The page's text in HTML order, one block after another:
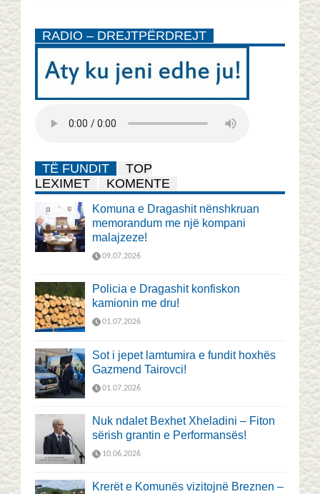
RADIO – DREJTPËRDREJT
TË FUNDIT
TOP
LEXIMET
KOMENTE
Komuna e Dragashit nënshkruan
memorandum me një kompani
malajzeze!
09.07.2026
Policia e Dragashit konfiskon
kamionin me dru!
01.07.2026
Sot i jepet lamtumira e fundit hoxhës
Gazmend Tairovci!
01.07.2026
Nuk ndalet Bexhet Xheladini – Fiton
sërish grantin e Performansës!
10.06.2026
Krerët e Komunës vizitojnë Breznen –